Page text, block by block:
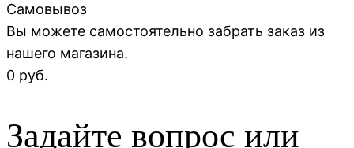
Самовывоз
Вы можете самостоятельно забрать заказ из
нашего магазина.
0 руб.
Задайте вопрос или